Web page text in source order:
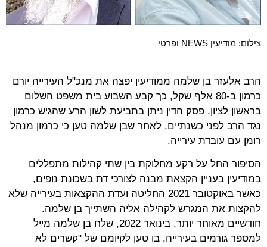
צילום: מודיעין NEWS ופרטי
הרב אלעזר בן שלמה ממודיעין יפצה את מנכ"ל העירייה יורם
כרמון ב-80 אלף שקל, כך קבע השבוע בית משפט השלום
בראשון לציון. פסק הדין ניתן בתביעת לשון הרע שהגיש כרמון
נגד הרב לפני כשנתיים, לאחר שבן שלמה טען כי כרמון מנהל
רומן עם עובדת עירייה.
הסיפור החל על רקע מחלוקת בין שתי קהילות מתפללים
במודיעין בעניין הקצאת מבנה לצורכי דת בשכונת נופים,
כאשר באוקטובר 2021 החליטה ועדת ההקצאות בעירייה שלא
להקצות את המגרש לקהילה אליה השתייך בן שלמה.
חודשיים מאוחר יותר, בינואר 2022, שלח בן שלמה מייל
למספר גורמים בעירייה, בו טען לקיומם של "קשרים לא